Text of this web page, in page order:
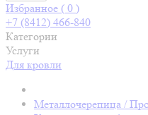
Избранное ( 0 )
+7 (8412) 466-840
Категории
Услуги
Для кровли
Металлочерепица /